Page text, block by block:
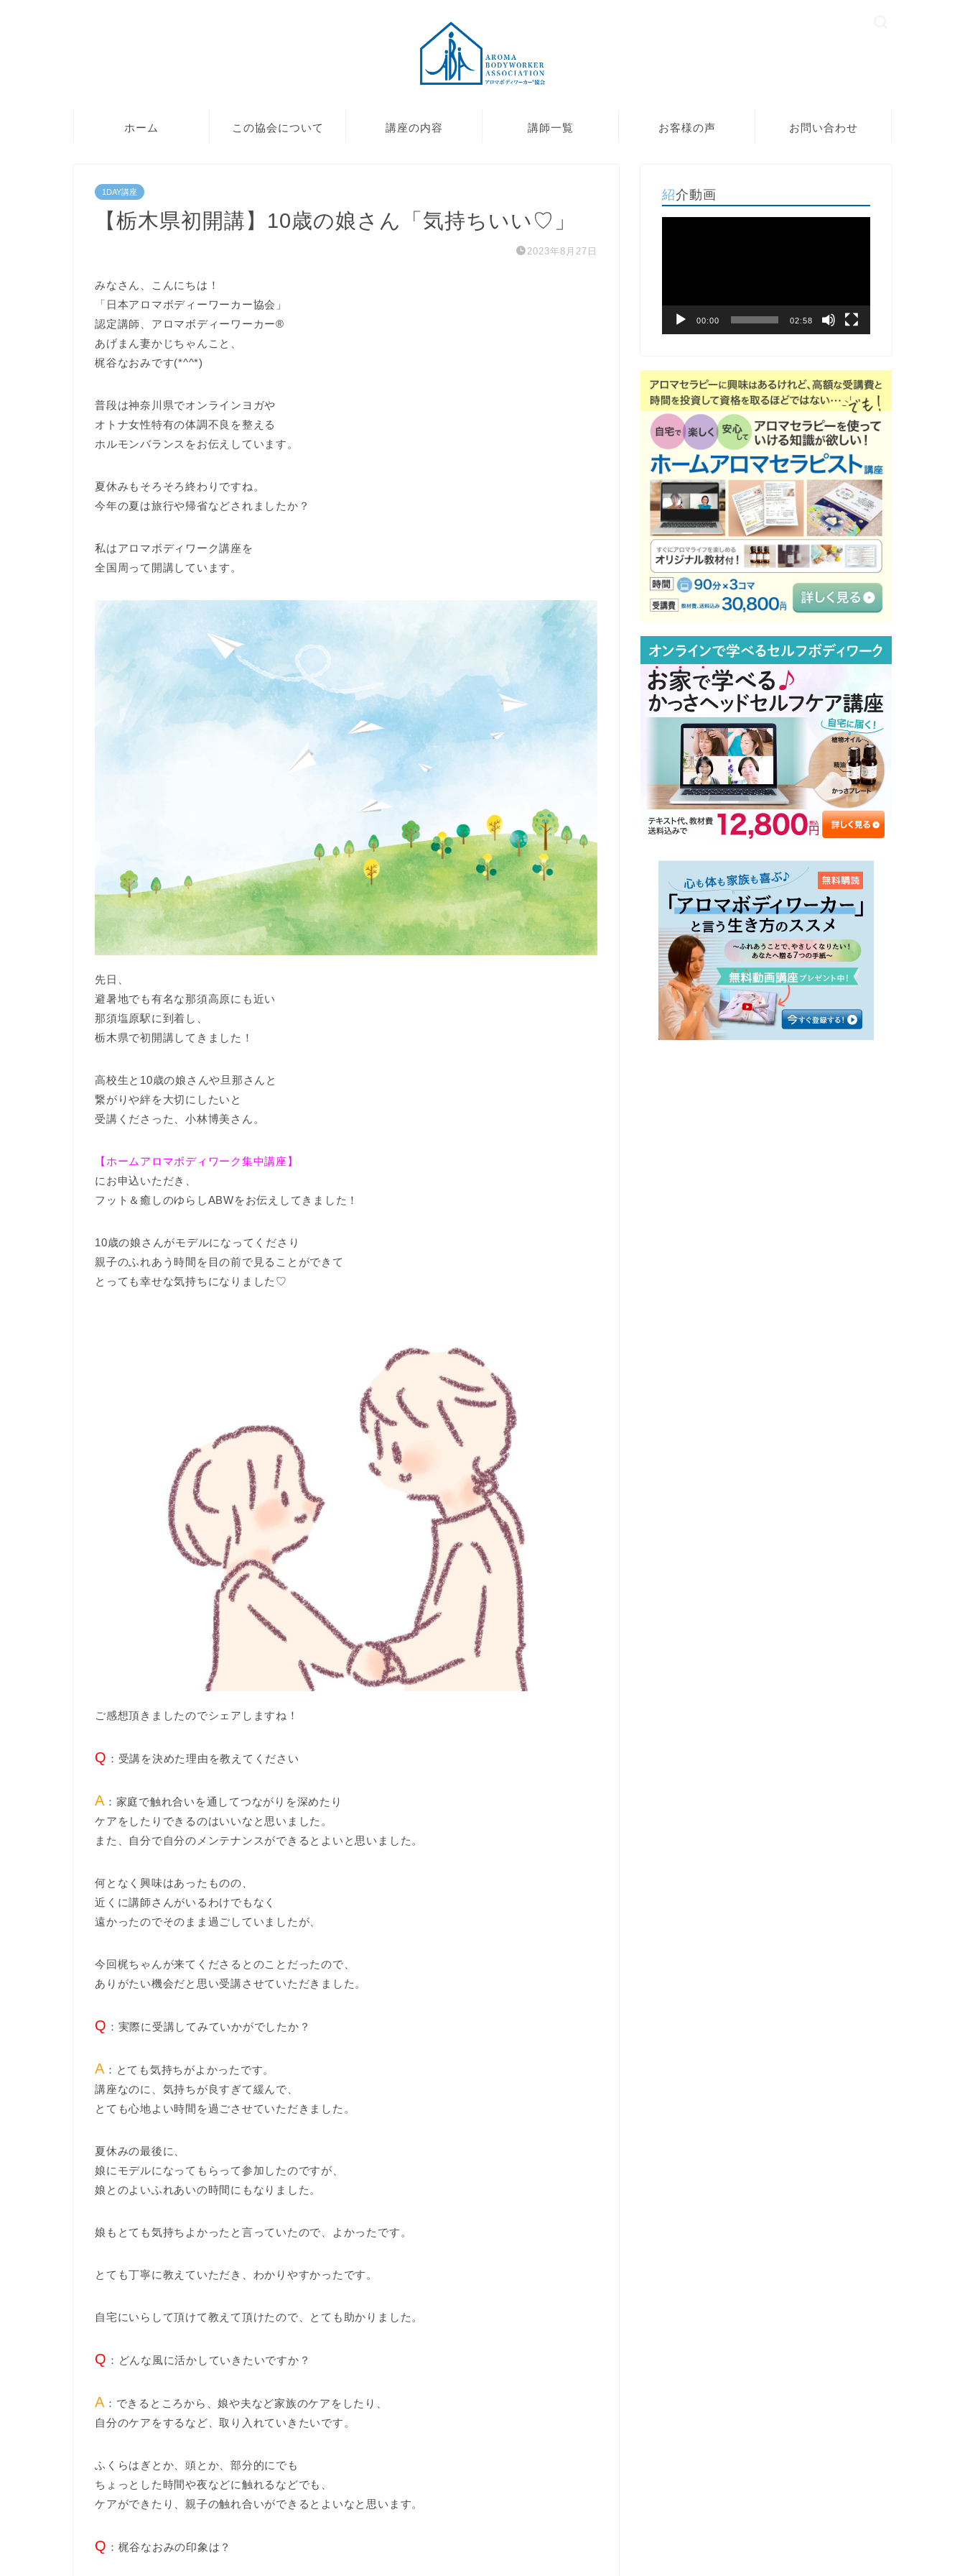
ホーム この協会について 講座の内容 講師一覧 お客様の声 お問い合わせ
1DAY講座
【栃木県初開講】10歳の娘さん「気持ちいい♡」
2023年8月27日
みなさん、こんにちは！
「日本アロマボディーワーカー協会」
認定講師、アロマボディーワーカー®
あげまん妻かじちゃんこと、
梶谷なおみです(*^^*)
普段は神奈川県でオンラインヨガや
オトナ女性特有の体調不良を整える
ホルモンバランスをお伝えしています。
夏休みもそろそろ終わりですね。
今年の夏は旅行や帰省などされましたか？
私はアロマボディワーク講座を
全国周って開講しています。
先日、
避暑地でも有名な那須高原にも近い
那須塩原駅に到着し、
栃木県で初開講してきました！
高校生と10歳の娘さんや旦那さんと
繋がりや絆を大切にしたいと
受講くださった、小林博美さん。
【ホームアロマボディワーク集中講座】
にお申込いただき、
フット＆癒しのゆらしABWをお伝えしてきました！
10歳の娘さんがモデルになってくださり
親子のふれあう時間を目の前で見ることができて
とっても幸せな気持ちになりました♡
ご感想頂きましたのでシェアしますね！
Q ：受講を決めた理由を教えてください
A ：家庭で触れ合いを通してつながりを深めたり
ケアをしたりできるのはいいなと思いました。
また、自分で自分のメンテナンスができるとよいと思いました。
何となく興味はあったものの、
近くに講師さんがいるわけでもなく
遠かったのでそのまま過ごしていましたが、
今回梶ちゃんが来てくださるとのことだったので、
ありがたい機会だと思い受講させていただきました。
Q ：実際に受講してみていかがでしたか？
A ：とても気持ちがよかったです。
講座なのに、気持ちが良すぎて緩んで、
とても心地よい時間を過ごさせていただきました。
夏休みの最後に、
娘にモデルになってもらって参加したのですが、
娘とのよいふれあいの時間にもなりました。
娘もとても気持ちよかったと言っていたので、よかったです。
とても丁寧に教えていただき、わかりやすかったです。
自宅にいらして頂けて教えて頂けたので、とても助かりました。
Q ：どんな風に活かしていきたいですか？
A ：できるところから、娘や夫など家族のケアをしたり、
自分のケアをするなど、取り入れていきたいです。
ふくらはぎとか、頭とか、部分的にでも
ちょっとした時間や夜などに触れるなどでも、
ケアができたり、親子の触れ合いができるとよいなと思います。
Q ：梶谷なおみの印象は？
紹介動画
00:00 02:58